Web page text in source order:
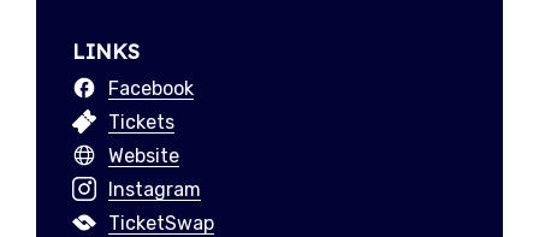
LINKS
Facebook
Tickets
Website
Instagram
TicketSwap